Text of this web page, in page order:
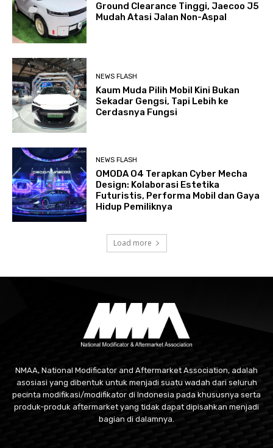
Ground Clearance Tinggi, Jaecoo J5
Mudah Atasi Jalan Non-Aspal
NEWS FLASH
Kaum Muda Pilih Mobil Kini Bukan
Sekadar Gengsi, Tapi Lebih ke
Cerdasnya Fungsi
NEWS FLASH
OMODA O4 Terapkan Cyber Mecha
Design: Kolaborasi Estetika
Futuristis, Performa Mobil dan Gaya
Hidup Pemiliknya
Load more
NMAA, National Modificator and Aftermarket Association, adalah
asosiasi yang dibentuk untuk menjadi suatu wadah dari seluruh
pecinta modifikasi/modifikator di Indonesia pada khususnya serta
produk-produk aftermarket yang tidak dapat dipisahkan menjadi
bagian di dalamnya.